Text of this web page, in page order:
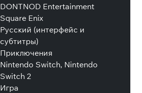
DONTNOD Entertainment
Square Enix
Русский (интерфейс и
субтитры)
Приключения
Nintendo Switch, Nintendo
Switch 2
Игра